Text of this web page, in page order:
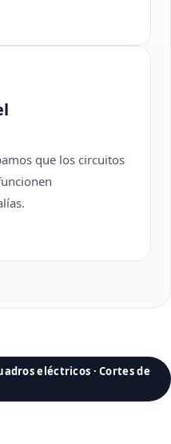
que los circuitos
eléctricos · Cortes de